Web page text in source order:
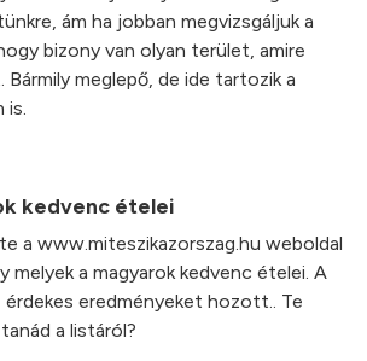
ám ha jobban megvizsgáljuk a
bizony van olyan terület, amire
meglepő, de ide tartozik a
is.
kedvenc ételei
a www.miteszikazorszag.hu weboldal
melyek a magyarok kedvenc ételei. A
eredményeket hozott.. Te
a listáról?